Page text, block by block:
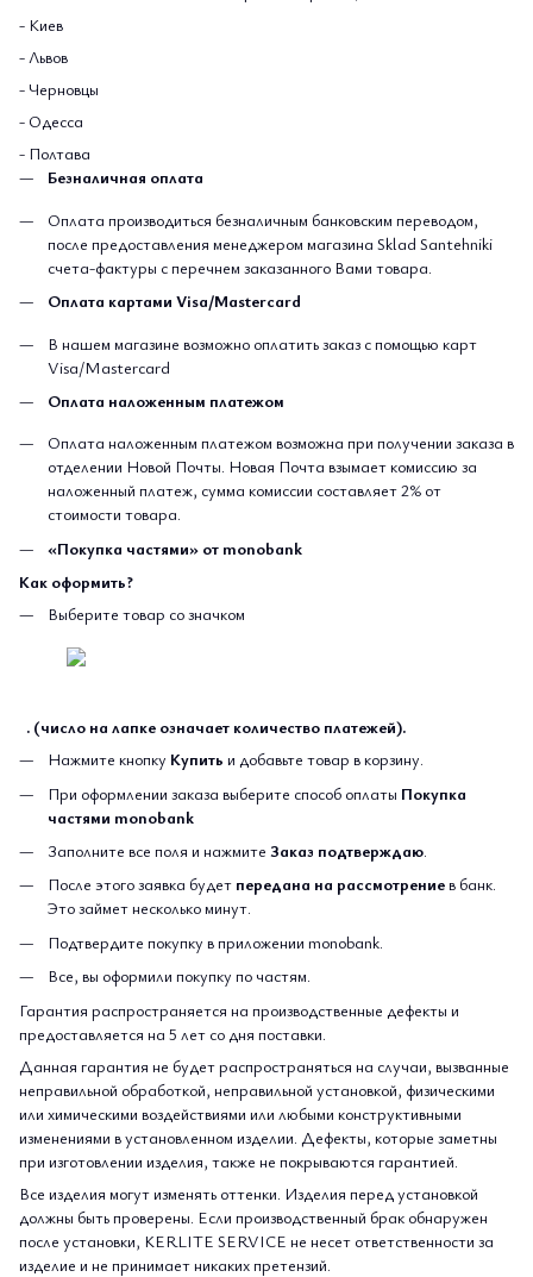
- Киев
- Львов
- Черновцы
- Одесса
- Полтава
Безналичная оплата
Оплата производиться безналичным банковским переводом,
после предоставления менеджером магазина Sklad Santehniki
счета-фактуры с перечнем заказанного Вами товара.
Оплата картами Visa/Mastercard
В нашем магазине возможно оплатить заказ с помощью карт
Visa/Mastercard
Оплата наложенным платежом
Оплата наложенным платежом возможна при получении заказа в
отделении Новой Почты. Новая Почта взымает комиссию за
наложенный платеж, сумма комиссии составляет 2% от
стоимости товара.
«Покупка частями» от monobank
Как оформить?
Выберите товар со значком
. (число на лапке означает количество платежей).
Нажмите кнопку Купить и добавьте товар в корзину.
При оформлении заказа выберите способ оплаты Покупка
частями monobank
Заполните все поля и нажмите Заказ подтверждаю.
После этого заявка будет передана на рассмотрениев банк.
Это займет несколько минут.
Подтвердите покупку в приложении monobank.
Все, вы оформили покупку по частям.
Гарантия распространяется на производственные дефекты и
предоставляется на 5 лет со дня поставки.
Данная гарантия не будет распространяться на случаи, вызванные
неправильной обработкой, неправильной установкой, физическими
или химическими воздействиями или любыми конструктивными
изменениями в установленном изделии. Дефекты, которые заметны
при изготовлении изделия, также не покрываются гарантией.
Все изделия могут изменять оттенки. Изделия перед установкой
должны быть проверены. Если производственный брак обнаружен
после установки, KERLITE SERVICE не несет ответственности за
изделие и не принимает никаких претензий.